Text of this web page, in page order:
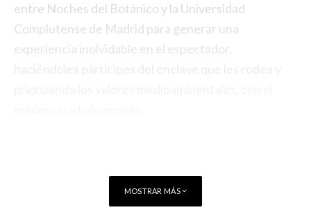
entre Noches del Botánico y la Universidad
Complutense de Madrid para generar una
experiencia inolvidable en el espectador,
MOSTRAR MÁS